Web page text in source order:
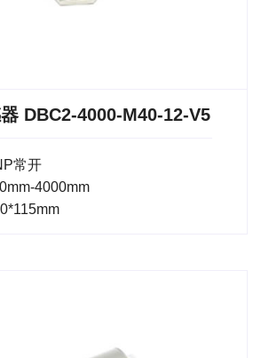
DBC2-4000-M40-12-V5
常开
4000mm